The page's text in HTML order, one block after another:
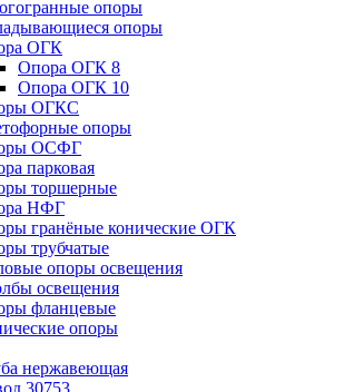
опоры
опоры
ОГК
Опора ОГК 8
Опора ОГК 10
ОГКС
опоры
ОСФГ
парковая
торшерные
НФГ
гранёные конические ОГК
трубчатые
опоры освещения
освещения
фланцевые
опоры
нержавеющая
30753